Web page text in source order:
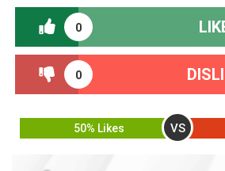
0
0
50% Likes VS